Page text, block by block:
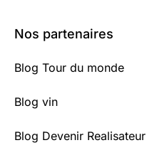
Nos partenaires
Blog Tour du monde
Blog vin
Blog Devenir Realisateur